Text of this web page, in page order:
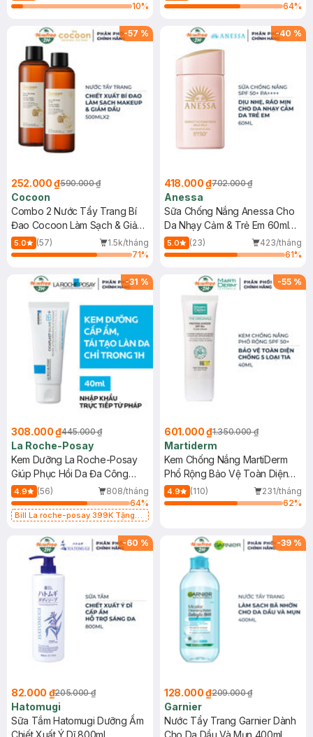
10%
64%
-57 %
252.000 ₫590.000 ₫
Cocoon
Combo 2 Nước Tẩy Trang Bí
Đao Cocoon Làm Sạch & Giảm
Dầu 500ml
5.0 (57)
1.5k/tháng
71%
-40 %
418.000 ₫702.000 ₫
Anessa
Sữa Chống Nắng Anessa Cho
Da Nhạy Cảm & Trẻ Em 60ml
(Mới)
5.0 (23)
423/tháng
61%
-31 %
308.000 ₫445.000 ₫
La Roche-Posay
Kem Dưỡng La Roche-Posay
Giúp Phục Hồi Da Đa Công
Dụng 40ml
4.9 (56)
808/tháng
64%
Bill La roche-posay 399K Tặng
(SL có hạn)
-55 %
601.000 ₫1.350.000 ₫
Martiderm
Kem Chống Nắng MartiDerm
Phổ Rộng Bảo Vệ Toàn Diện
40ml
4.9 (110)
231/tháng
62%
-60 %
82.000 ₫205.000 ₫
Hatomugi
Sữa Tắm Hatomugi Dưỡng Ẩm
Chiết Xuất Ý Dĩ 800ml
-39 %
128.000 ₫209.000 ₫
Garnier
Nước Tẩy Trang Garnier Dành
Cho Da Dầu Và Mụn 400ml